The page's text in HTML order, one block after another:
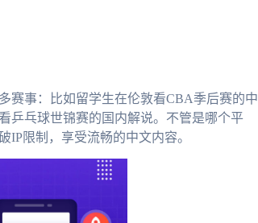
赛事：比如留学生在伦敦看CBA季后赛的中
乒乓球世锦赛的国内解说。不管是哪个平
IP限制，享受流畅的中文内容。